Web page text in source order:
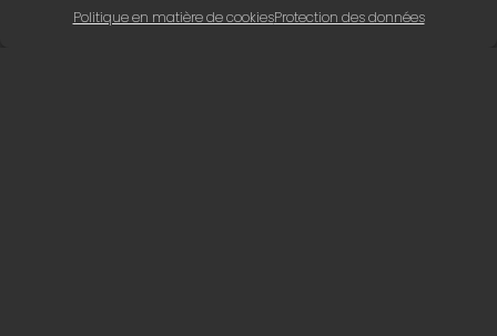
Politique en matière de cookiesProtection des données